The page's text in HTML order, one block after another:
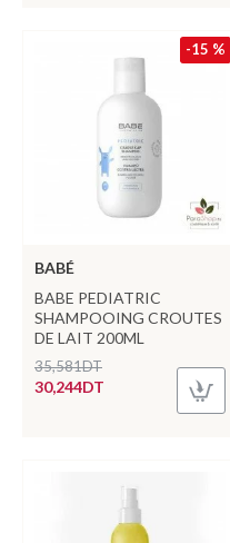
-15 %
BABÉ
BABE PEDIATRIC
SHAMPOOING CROUTES
DE LAIT 200ML
30,244DT
35,581DT